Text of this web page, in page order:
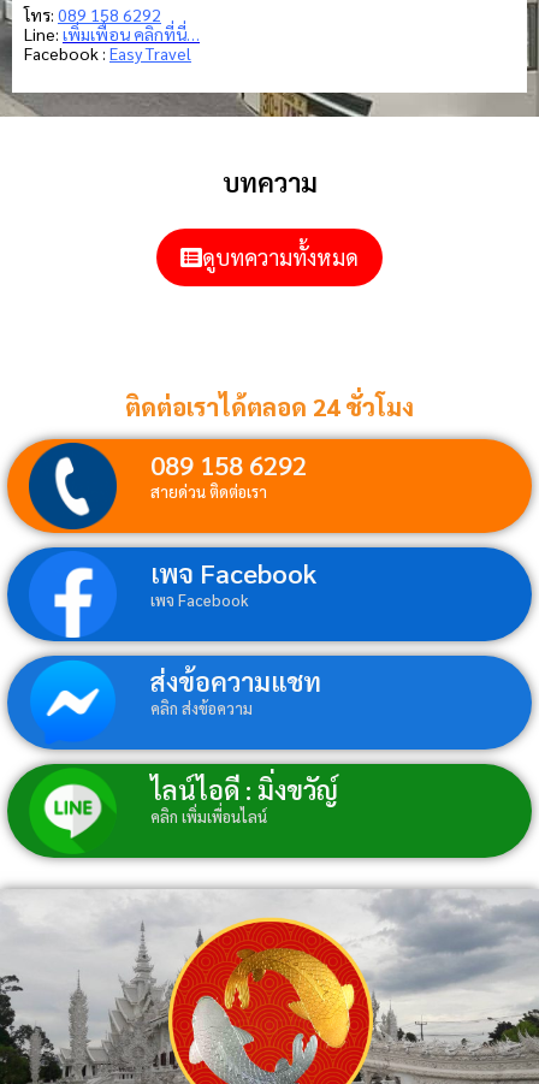
โทร: 089 158 6292
Line: เพิ่มเพื่อน คลิกที่นี่…
Facebook : Easy Travel
บทความ
ดูบทความทั้งหมด
ติดต่อเราได้ตลอด 24 ชั่วโมง
089 158 6292
สายด่วน ติดต่อเรา
เพจ Facebook
เพจ Facebook
ส่งข้อความแชท
คลิก ส่งข้อความ
ไลน์ไอดี : มิ่งขวัญ์
คลิก เพิ่มเพื่อนไลน์